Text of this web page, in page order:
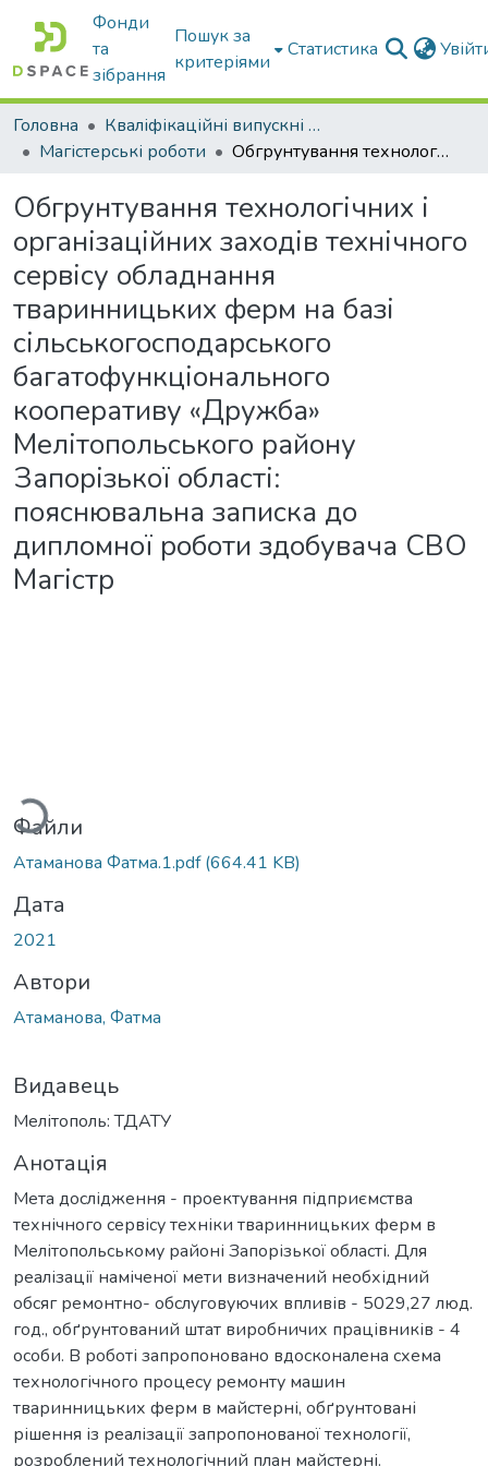
Фонди
та
зібрання
Пошук за
критеріями
Статистика
Головна
Кваліфікаційні випускні роботи бакалаврів і магістрів
Магістерські роботи
Обгрунтування технологічних і організаційних заходів технічного сервісу обладнання тваринницьких ферм на базі сільськогосподарського багатофункціонального кооперативу «Дружба» Мелітопольського району Запорізької області: пояснювальна записка до дипломної роботи здобувача СВО Магістр
Обгрунтування технологічних і
організаційних заходів технічного
сервісу обладнання
тваринницьких ферм на базі
сільськогосподарського
багатофункціонального
кооперативу «Дружба»
Мелітопольського району
Запорізької області:
пояснювальна записка до
дипломної роботи здобувача СВО
Магістр
Файли
Атаманова Фатма.1.pdf(664.41 KB)
Дата
2021
Автори
Атаманова, Фатма
Видавець
Мелітополь: ТДАТУ
Анотація
Мета дослідження - проектування підприємства
технічного сервісу техніки тваринницьких ферм в
Мелітопольському районі Запорізької області. Для
реалізації наміченої мети визначений необхідний
обсяг ремонтно- обслуговуючих впливів - 5029,27 люд.
год., обґрунтований штат виробничих працівників - 4
особи. В роботі запропоновано вдосконалена схема
технологічного процесу ремонту машин
тваринницьких ферм в майстерні, обґрунтовані
рішення із реалізації запропонованої технології,
розроблений технологічний план майстерні.